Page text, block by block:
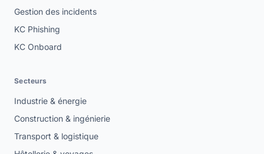
Gestion des incidents
KC Phishing
KC Onboard
Secteurs
Industrie & énergie
Construction & ingénierie
Transport & logistique